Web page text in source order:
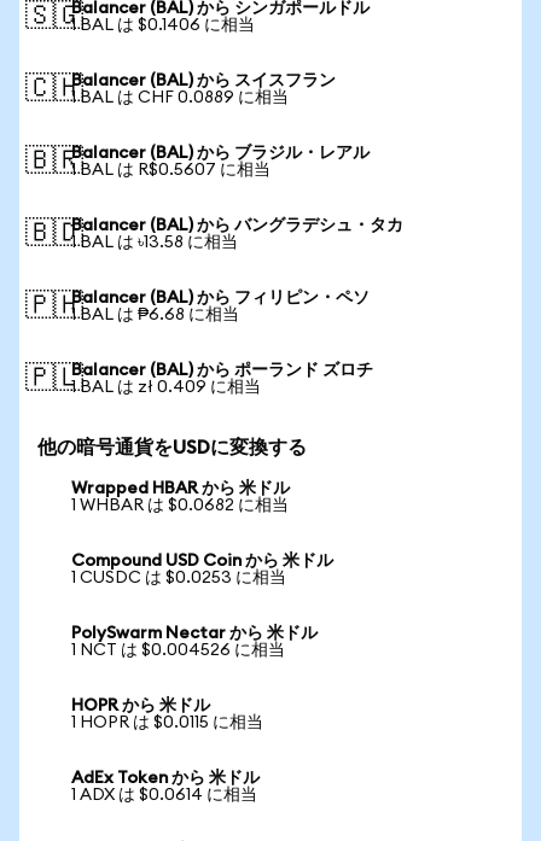
🇸🇬Balancer (BAL) から シンガポールドル
1 BAL は $0.1406 に相当
🇨🇭Balancer (BAL) から スイスフラン
1 BAL は CHF 0.0889 に相当
🇧🇷Balancer (BAL) から ブラジル・レアル
1 BAL は R$0.5607 に相当
🇧🇩Balancer (BAL) から バングラデシュ・タカ
1 BAL は ৳13.58 に相当
🇵🇭Balancer (BAL) から フィリピン・ペソ
1 BAL は ₱6.68 に相当
🇵🇱Balancer (BAL) から ポーランド ズロチ
1 BAL は zł 0.409 に相当
他の暗号通貨をUSDに変換する
Wrapped HBAR から 米ドル
1 WHBAR は $0.0682 に相当
Compound USD Coin から 米ドル
1 CUSDC は $0.0253 に相当
PolySwarm Nectar から 米ドル
1 NCT は $0.004526 に相当
HOPR から 米ドル
1 HOPR は $0.0115 に相当
AdEx Token から 米ドル
1 ADX は $0.0614 に相当